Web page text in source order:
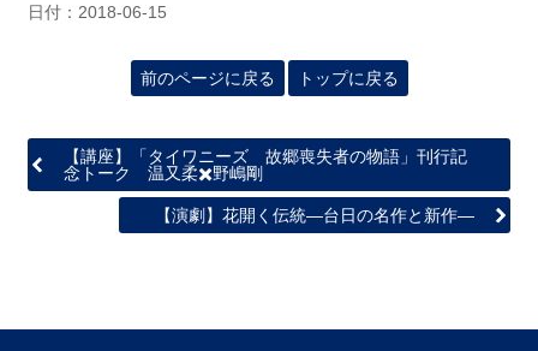
ー
ト
マ
ッ
日付：2018-06-15
前のページに戻る トップに戻る
【講座】「タイワニーズ 故郷喪失者の物語」刊行記
念トーク 温又柔✖️野嶋剛
【演劇】花開く伝統―台日の名作と新作―